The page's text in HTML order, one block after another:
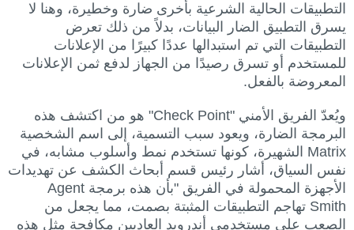
التطبيقات الحالية الشرعية بأخرى ضارة وخطيرة، وهنا لا
يسرق التطبيق الضار البيانات، بدلاً من ذلك تعرض
التطبيقات التي تم استبدالها عددًا كبيرًا من الإعلانات
للمستخدم أو تسرق رصيدًا من الجهاز لدفع ثمن الإعلانات
المعروضة بالفعل.
ويُعدّ الفريق الأمني "Check Point" هو من اكتشف هذه
البرمجة الضارة، ويعود سبب التسمية، إلى اسم الشخصية
Matrix الشهيرة، كونها تستخدم نمط وأسلوب مشابه، في
نفس السياق، أشار رئيس قسم أبحاث الكشف عن تهديدات
الأجهزة المحمولة في الفريق "بأن هذه برمجة Agent
Smith تهاجم التطبيقات المثبتة بصمت، مما يجعل من
الصعب على مستخدمي أندرويد العاديين مكافحة مثل هذه